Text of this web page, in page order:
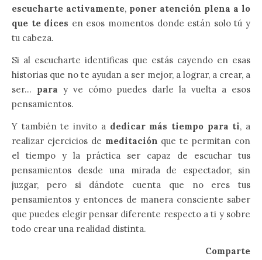
escucharte activamente, poner atención plena a lo
que te dices en esos momentos donde están solo tú y
tu cabeza.
Si al escucharte identificas que estás cayendo en esas
historias que no te ayudan a ser mejor, a lograr, a crear, a
ser… para y ve cómo puedes darle la vuelta a esos
pensamientos.
Y también te invito a dedicar más tiempo para ti, a
realizar ejercicios de meditación que te permitan con
el tiempo y la práctica ser capaz de escuchar tus
pensamientos desde una mirada de espectador, sin
juzgar, pero si dándote cuenta que no eres tus
pensamientos y entonces de manera consciente saber
que puedes elegir pensar diferente respecto a ti y sobre
todo crear una realidad distinta.
Comparte